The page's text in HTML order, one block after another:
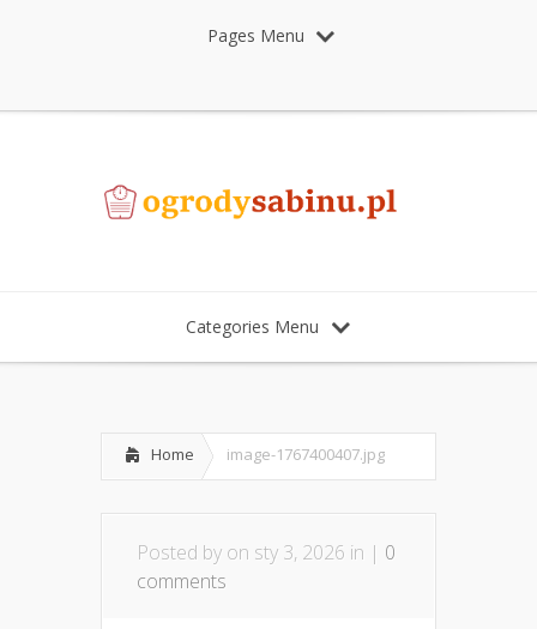
Pages Menu
Categories Menu
Home image-1767400407.jpg
Posted by on sty 3, 2026 in | 0
comments